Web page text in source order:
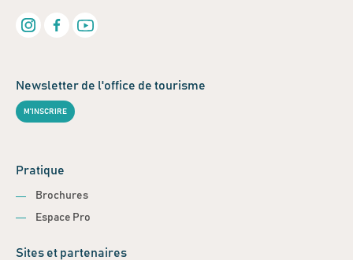
Newsletter de l'office de tourisme
M'INSCRIRE
Pratique
Brochures
Espace Pro
Sites et partenaires